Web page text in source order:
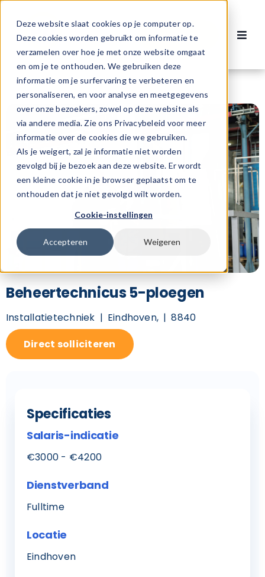
Deze website slaat cookies op je computer op.
Deze cookies worden gebruikt om informatie te
verzamelen over hoe je met onze website omgaat
en om je te onthouden. We gebruiken deze
informatie om je surfervaring te verbeteren en
personaliseren, en voor analyse en meetgegevens
over onze bezoekers, zowel op deze website als
via andere media. Zie ons Privacybeleid voor meer
informatie over de cookies die we gebruiken.
Als je weigert, zal je informatie niet worden
gevolgd bij je bezoek aan deze website. Er wordt
een kleine cookie in je browser geplaatst om te
onthouden dat je niet gevolgd wilt worden.
Cookie-instellingen
Accepteren Weigeren
naar
inhoud
Contact
Vacatures
Voor werknemers
Voor werkgevers
Over ons
Beheertechnicus 5-ploegen
Installatietechniek Eindhoven,
8840
Direct solliciteren
Specificaties
Salaris-indicatie
€3000 - €4200
Dienstverband
Fulltime
Locatie
Eindhoven